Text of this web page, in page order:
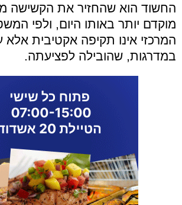
החשוד הוא שהחזיר את הקשישה
מוקדם יותר באותו היום, ולפי
המרכזי אינו תקיפה אקטיבית אלא
במדרגות, שהובילה לפציעתה.